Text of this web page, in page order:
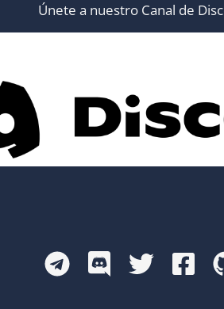
Únete a nuestro Canal de